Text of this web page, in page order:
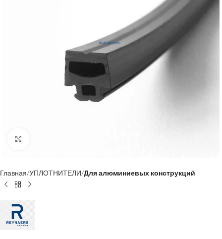
Главная УПЛОТНИТЕЛИ Для алюминиевых конструкций